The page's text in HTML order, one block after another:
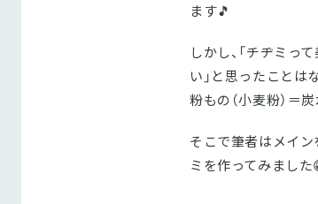
ます🎵
しかし、「チヂミっ
い」と思ったことは
粉もの（小麦粉）＝
そこで筆者はメイ
ミを作ってみました